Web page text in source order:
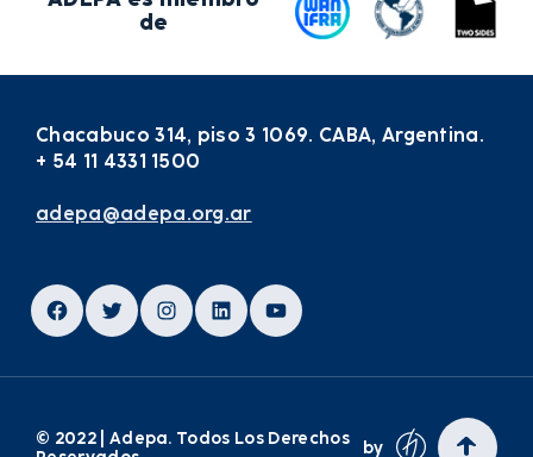
de
Chacabuco 314, piso 3 1069. CABA, Argentina.
+ 54 11 4331 1500
adepa@adepa.org.ar
Facebook
TwitterInstagram
LinkedInYouTube
© 2022 | Adepa. Todos Los Derechos
by